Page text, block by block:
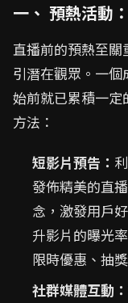
一、 預熱活動
直播前的預熱至
引潛在觀眾。一
始前就已累積一
方法：
短影片預告：
發佈精美的直
念，激發用戶
升影片的曝光
限時優惠、抽
社群媒體互動：